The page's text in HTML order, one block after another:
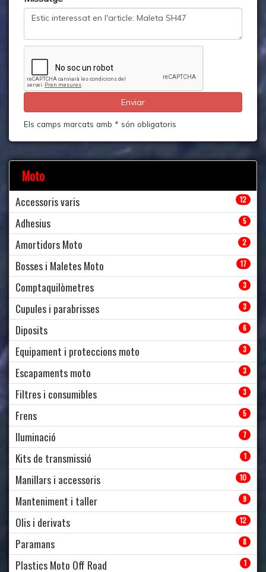
Els camps marcats amb * són obligatoris
Moto
Accessoris varis 12
Adhesius 5
Amortidors Moto 2
Bosses i Maletes Moto 17
Comptaquilòmetres 3
Cupules i parabrisses 3
Diposits 6
Equipament i proteccions moto 3
Escapaments moto 3
Filtres i consumibles 3
Frens 5
Iluminació 7
Kits de transmissió 1
Manillars i accessoris 10
Manteniment i taller 9
Olis i derivats 12
Paramans 8
Plastics Moto Off Road 1